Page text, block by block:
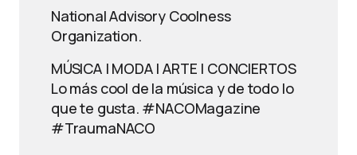
National Advisory Coolness
Organization.
MÚSICA | MODA | ARTE | CONCIERTOS
Lo más cool de la música y de todo lo
que te gusta. #NACOMagazine
#TraumaNACO